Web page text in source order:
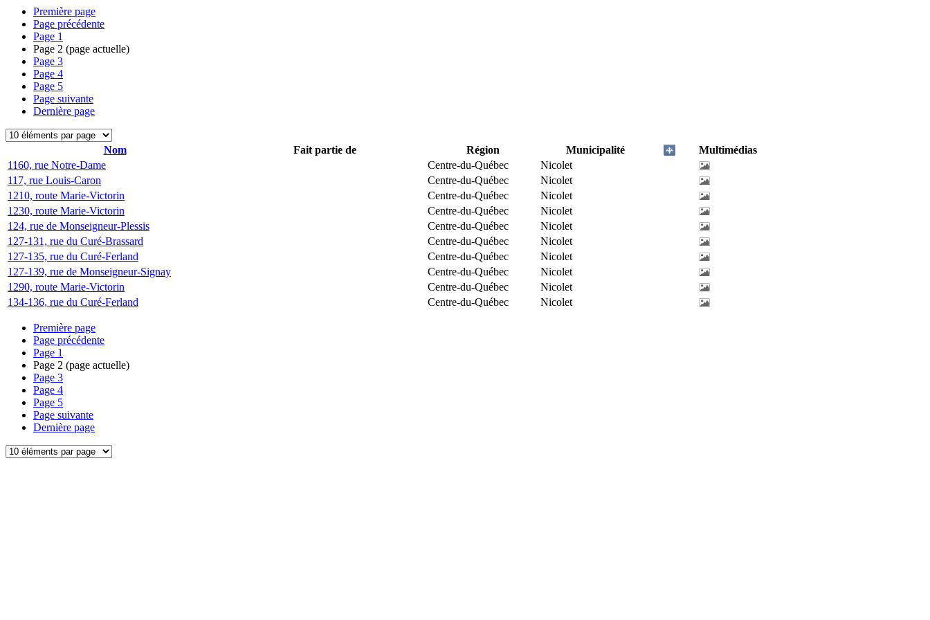
Première page
Page précédente
Page 1
Page 2 (page actuelle)
Page 3
Page 4
Page 5
Page suivante
Dernière page
Nom Fait partie de Région Municipalité
Multimédias
1160, rue Notre-Dame
Centre-du-Québec
Nicolet
117, rue Louis-Caron
Centre-du-Québec
Nicolet
1210, route Marie-Victorin
Centre-du-Québec
Nicolet
1230, route Marie-Victorin
Centre-du-Québec
Nicolet
124, rue de Monseigneur-Plessis
Centre-du-Québec
Nicolet
127-131, rue du Curé-Brassard
Centre-du-Québec
Nicolet
127-135, rue du Curé-Ferland
Centre-du-Québec
Nicolet
127-139, rue de Monseigneur-Signay
Centre-du-Québec
Nicolet
1290, route Marie-Victorin
Centre-du-Québec
Nicolet
134-136, rue du Curé-Ferland
Centre-du-Québec Nicolet
Première page
Page précédente
Page 1
Page 2 (page actuelle)
Page 3
Page 4
Page 5
Page suivante
Dernière page